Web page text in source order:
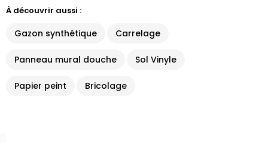
À découvrir aussi :
Gazon synthétique Carrelage
Panneau mural douche Sol Vinyle
Papier peint Bricolage